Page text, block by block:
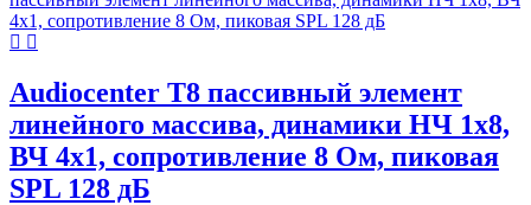
Audiocenter T8 пассивный элемент
линейного массива, динамики НЧ 1x8,
ВЧ 4x1, сопротивление 8 Ом, пиковая
SPL 128 дБ